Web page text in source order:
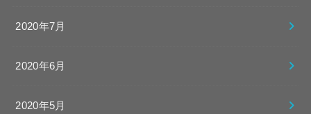
2020年7月
2020年6月
2020年5月